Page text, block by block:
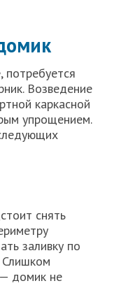
потребуется
Возведение
каркасной
упрощением.
снять
заливку по
Слишком
домик не